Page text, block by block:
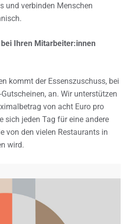
und verbinden Menschen
Ihren Mitarbeiter:innen
kommt der Essenszuschuss, bei
an. Wir unterstützen
von acht Euro pro
sich jeden Tag für eine andere
von den vielen Restaurants in
wird.